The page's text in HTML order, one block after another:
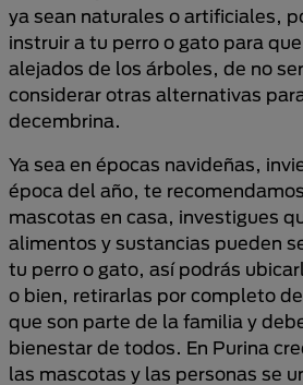
ya sean naturales o artificiales,
instruir a tu perro o gato para
alejados de los árboles, de no
considerar otras alternativas
decembrina.
Ya sea en épocas navideñas,
época del año, te
mascotas en casa, investigues
alimentos y sustancias pueden
tu perro o gato, así podrás
o bien, retirarlas por completo
que son parte de la familia y
bienestar de todos. En Purina
las mascotas y las personas se